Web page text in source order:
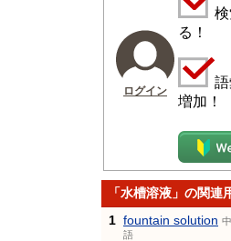
ログイン
る！
増加！
「水槽溶液」の関連
1 fountain solution
語